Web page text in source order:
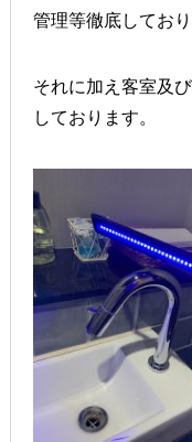
管理等徹底しており
それに加え客室及
しております。